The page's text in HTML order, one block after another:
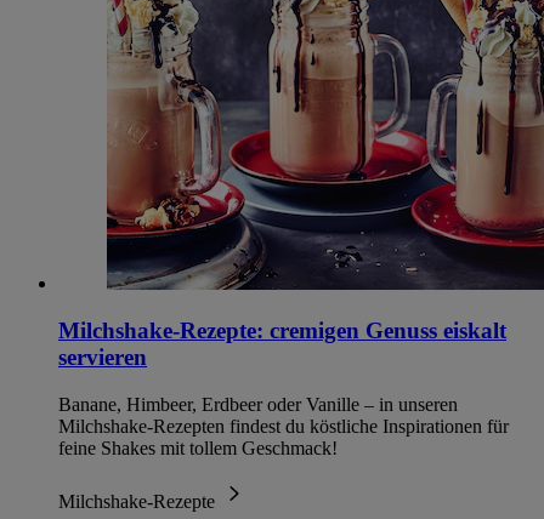
Milchshake-Rezepte: cremigen Genuss eiskalt
servieren
Banane, Himbeer, Erdbeer oder Vanille – in unseren
Milchshake-Rezepten findest du köstliche Inspirationen für
feine Shakes mit tollem Geschmack!
Milchshake-Rezepte